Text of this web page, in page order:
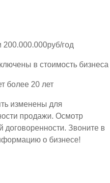
год
в стоимость бизнеса
более 20 лет
изменены для
продажи. Осмотр
договоренности. Звоните в
о бизнесе!